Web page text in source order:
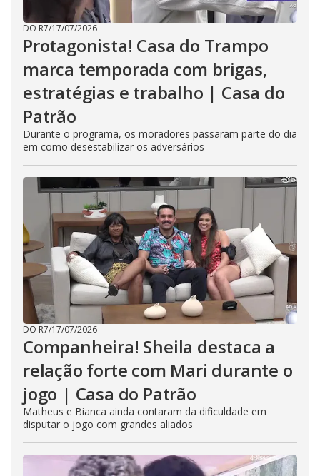
DO R7/17/07/2026
Protagonista! Casa do Trampo
marca temporada com brigas,
estratégias e trabalho | Casa do
Patrão
Durante o programa, os moradores passaram parte do dia
em como desestabilizar os adversários
DO R7/17/07/2026
Companheira! Sheila destaca a
relação forte com Mari durante o
jogo | Casa do Patrão
Matheus e Bianca ainda contaram da dificuldade em
disputar o jogo com grandes aliados